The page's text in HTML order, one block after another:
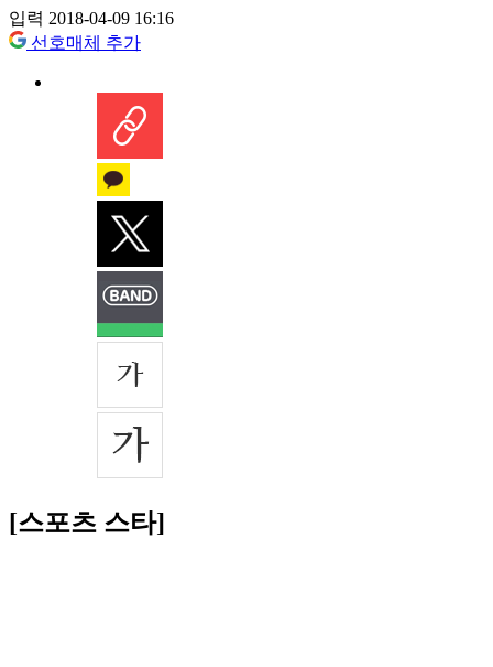
입력 2018-04-09 16:16
선호매체 추가
[스포츠 스타]